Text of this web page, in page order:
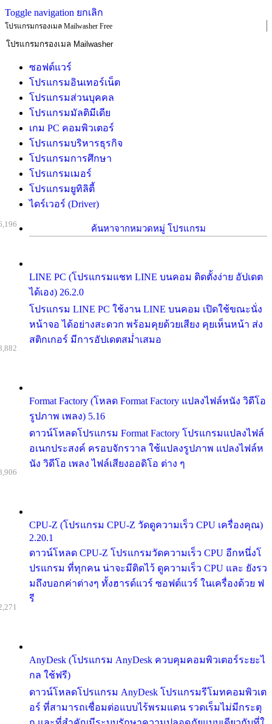
Toggle navigation ยกเลิก
โปรแกรมกรองเมล Mailwasher Free
ซอฟต์แวร์
โปรแกรมอินเทอร์เน็ต
โปรแกรมส่วนบุคคล
โปรแกรมมัลติมีเดีย
เกม PC คอมพิวเตอร์
โปรแกรมบริหารธุรกิจ
โปรแกรมการศึกษา
โปรแกรมเมอร์
โปรแกรมยูทิลิตี้
ไดร์เวอร์ (Driver)
ค้นหาจากหมวดหมู่ โปรแกรม
LINE PC (โปรแกรมแชท LINE บนคอม ติดตั้งง่าย อัปเดต
ได้เอง) 26.2.0
โปรแกรม LINE PC ใช้งาน LINE บนคอม เปิดใช้ขณะนั่ง
หน้าจอ ได้อย่างสะดวก พร้อมคุยด้วยเสียง คุยเห็นหน้า ส่ง
สติกเกอร์ มีการอัปเดตสม่ำเสมอ
Format Factory (โหลด Format Factory แปลงไฟล์หนัง วิดีโอ
รูปภาพ เพลง) 5.16
ดาวน์โหลดโปรแกรม Format Factory โปรแกรมแปลงไฟล์
อเนกประสงค์ ครอบจักรวาล ใช้แปลงรูปภาพ แปลงไฟล์ห
นัง วิดีโอ เพลง ไฟล์เสียงออดิโอ ต่าง ๆ
CPU-Z (โปรแกรม CPU-Z วัดดูความเร็ว CPU เครื่องคุณ)
2.20.1
ดาวน์โหลด CPU-Z โปรแกรมวัดความเร็ว CPU อีกหนึ่งโ
ปรแกรม ที่ทุกคน น่าจะมีติดไว้ ดูความเร็ว CPU และ ยังรว
มถึงบอกค่าต่างๆ ทั้งฮารด์แวร์ ซอฟต์แวร์ ในเครื่องด้วย ฟ
รี
AnyDesk (โปรแกรม AnyDesk ควบคุมคอมพิวเตอร์ระยะไ
กล ใช้ฟรี)
ดาวน์โหลดโปรแกรม AnyDesk โปรแกรมรีโมทคอมพิวเต
อร์ ที่สามารถเชื่อมต่อแบบไร้พรมแดน รวดเร็มไม่มีกระตุ